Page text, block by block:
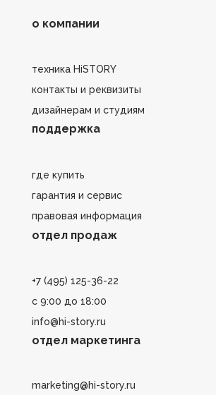
о компании
техника HiSTORY
контакты и реквизиты
дизайнерам и студиям
поддержка
где купить
гарантия и сервис
правовая информация
отдел продаж
+7 (495) 125-36-22
с 9:00 до 18:00
info@hi-story.ru
отдел маркетинга
marketing@hi-story.ru